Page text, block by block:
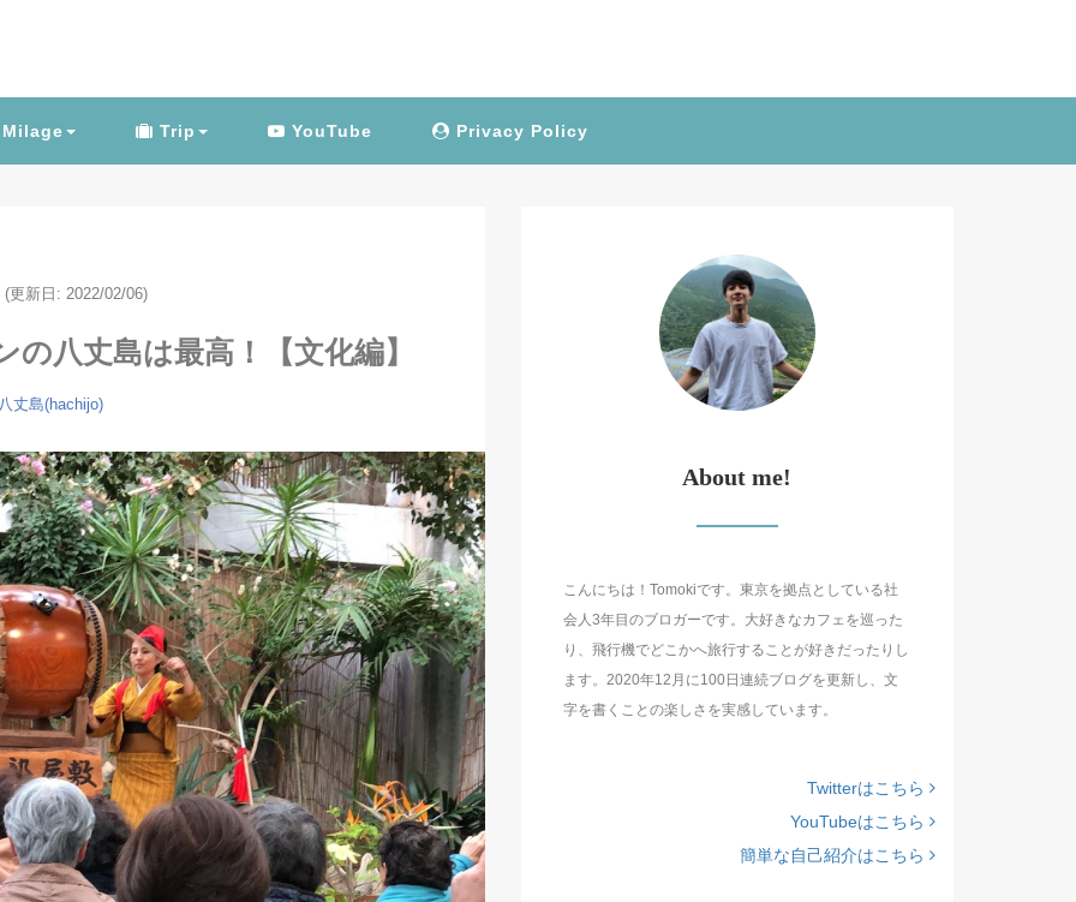
Trip YouTube Privacy Policy
(更新日: 2022/02/06)
八丈島は最高！【文化編】
丈島(hachijo)
About me!
こんにちは！Tomokiです。東京を拠点としている社
会人3年目のブロガーです。大好きなカフェを巡った
り、飛行機でどこかへ旅行することが好きだったりし
ます。2020年12月に100日連続ブログを更新し、文
字を書くことの楽しさを実感しています。
Twitterはこちら
YouTubeはこちら
簡単な自己紹介はこちら